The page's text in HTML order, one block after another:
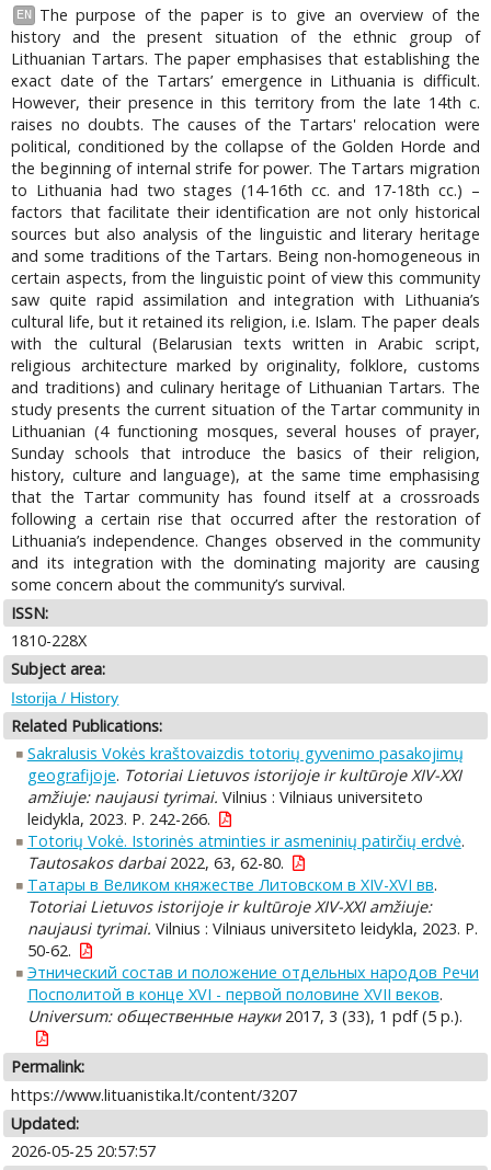
EN
The purpose of the paper is to give an overview of the
history and the present situation of the ethnic group of
Lithuanian Tartars. The paper emphasises that establishing the
exact date of the Tartars’ emergence in Lithuania is difficult.
However, their presence in this territory from the late 14th c.
raises no doubts. The causes of the Tartars' relocation were
political, conditioned by the collapse of the Golden Horde and
the beginning of internal strife for power. The Tartars migration
to Lithuania had two stages (14-16th cc. and 17-18th cc.) –
factors that facilitate their identification are not only historical
sources but also analysis of the linguistic and literary heritage
and some traditions of the Tartars. Being non-homogeneous in
certain aspects, from the linguistic point of view this community
saw quite rapid assimilation and integration with Lithuania’s
cultural life, but it retained its religion, i.e. Islam. The paper deals
with the cultural (Belarusian texts written in Arabic script,
religious architecture marked by originality, folklore, customs
and traditions) and culinary heritage of Lithuanian Tartars. The
study presents the current situation of the Tartar community in
Lithuanian (4 functioning mosques, several houses of prayer,
Sunday schools that introduce the basics of their religion,
history, culture and language), at the same time emphasising
that the Tartar community has found itself at a crossroads
following a certain rise that occurred after the restoration of
Lithuania’s independence. Changes observed in the community
and its integration with the dominating majority are causing
some concern about the community’s survival.
ISSN:
1810-228X
Subject area:
Istorija / History
Related Publications:
Sakralusis Vokės kraštovaizdis totorių gyvenimo pasakojimų
geografijoje. Totoriai Lietuvos istorijoje ir kultūroje XIV-XXI
amžiuje: naujausi tyrimai. Vilnius : Vilniaus universiteto
leidykla, 2023. P. 242-266.
Totorių Vokė. Istorinės atminties ir asmeninių patirčių erdvė.
Tautosakos darbai2022, 63, 62-80.
Татары в Великом княжестве Литовском в XIV-XVI вв.
Totoriai Lietuvos istorijoje ir kultūroje XIV-XXI amžiuje:
naujausi tyrimai. Vilnius : Vilniaus universiteto leidykla, 2023. P.
50-62.
Этнический состав и положение отдельных народов Речи
Посполитой в конце XVI - первой половине XVII веков.
Universum: общественные науки2017, 3 (33), 1 pdf (5 p.).
Permalink:
https://www.lituanistika.lt/content/3207
Updated:
2026-05-25 20:57:57